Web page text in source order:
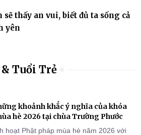
sẽ thấy an vui, biết đủ ta sống cả
yên
Tuổi Trẻ
khoảnh khắc ý nghĩa của khóa
hè 2026 tại chùa Trường Phước
hoạt Phật pháp mùa hè năm 2026 với